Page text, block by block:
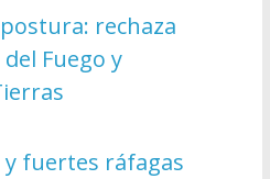
rechaza
Fuego y
fuertes ráfagas